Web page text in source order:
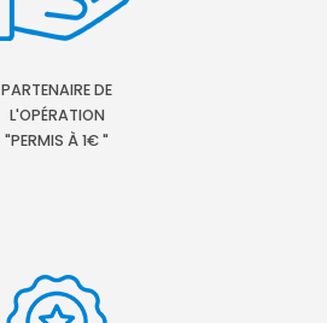
PARTENAIRE DE
L'OPÉRATION
"PERMIS À 1€ "